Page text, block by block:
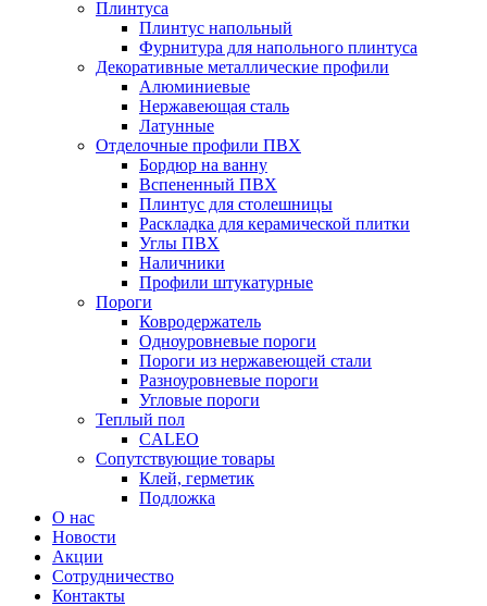
Плинтуса
Плинтус напольный
Фурнитура для напольного плинтуса
Декоративные металлические профили
Алюминиевые
Нержавеющая сталь
Латунные
Отделочные профили ПВХ
Бордюр на ванну
Вспененный ПВХ
Плинтус для столешницы
Раскладка для керамической плитки
Углы ПВХ
Наличники
Профили штукатурные
Пороги
Ковродержатель
Одноуровневые пороги
Пороги из нержавеющей стали
Разноуровневые пороги
Угловые пороги
Теплый пол
CALEO
Сопутствующие товары
Клей, герметик
Подложка
О нас
Новости
Акции
Сотрудничество
Контакты